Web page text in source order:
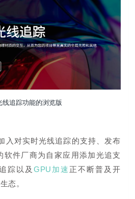
追踪功能的浏览版
入对实时光线追踪的支持、发布
软件厂商为自家应用添加光追支
踪以及GPU加速 正不断普及开
态。